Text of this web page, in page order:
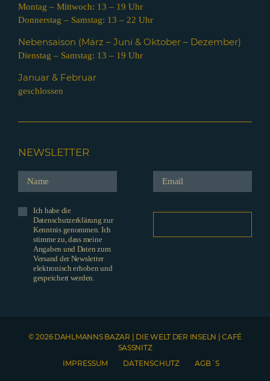
Montag – Mittwoch: 13 – 19 Uhr
Donnerstag – Samstag: 13 – 22 Uhr
Nebensaison (März – Juni & Oktober – Dezember)
Dienstag – Samstag: 13 – 19 Uhr
Januar & Februar
geschlossen
NEWSLETTER
Ich habe die
Datenschutzerklärung zur
Kenntnis genommen. Ich
stimme zu, dass meine
Angaben und Daten zum
Versand der Newsletter
elektronisch erhoben und
gespeichert werden.
© 2026 DAHLMANNS BAZAR | DIE WELT DER INSELN | CAFÉ
SASSNITZ
IMPRESSUM
DATENSCHUTZ AGB´S